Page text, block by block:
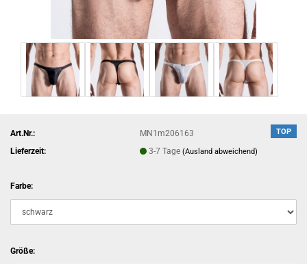
TOP
Art.Nr.:
MN1m206163
Lieferzeit:
3-7 Tage(Ausland abweichend)
Farbe:
Größe: